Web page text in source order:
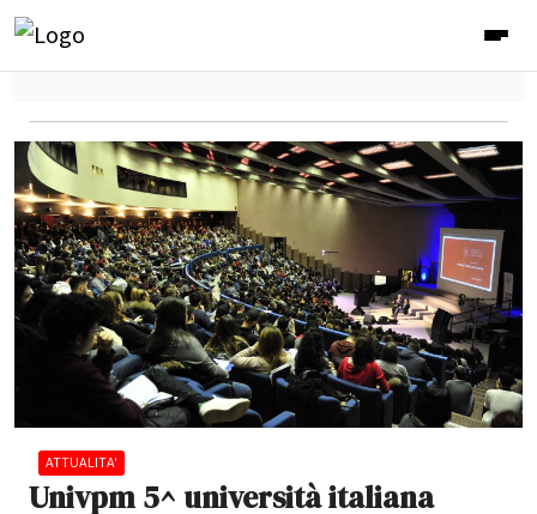
ATTUALITA'
Univpm 5^ università italiana